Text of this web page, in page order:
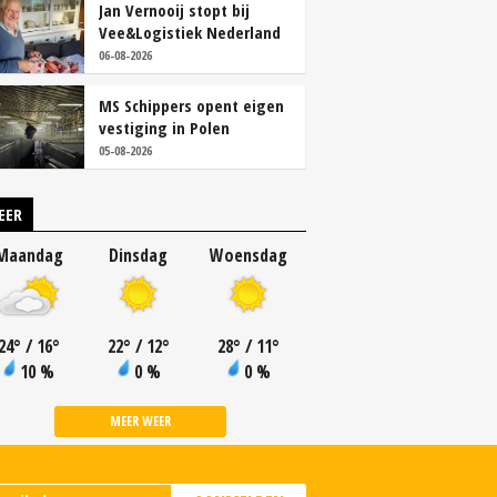
Jan Vernooij stopt bij
Vee&Logistiek Nederland
06-08-2026
MS Schippers opent eigen
vestiging in Polen
05-08-2026
° / 16°
10 %
Dinsdag
22° / 12°
0 %
Woensdag
28° / 11°
0 %
MEER WEER